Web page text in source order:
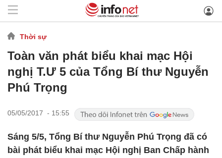
Thời sự
Toàn văn phát biểu khai mạc Hội
nghị T.Ư 5 của Tổng Bí thư Nguyễn
Phú Trọng
05/05/2017 - 15:55
Sáng 5/5, Tổng Bí thư Nguyễn Phú Trọng đã có
bài phát biểu khai mạc Hội nghị Ban Chấp hành